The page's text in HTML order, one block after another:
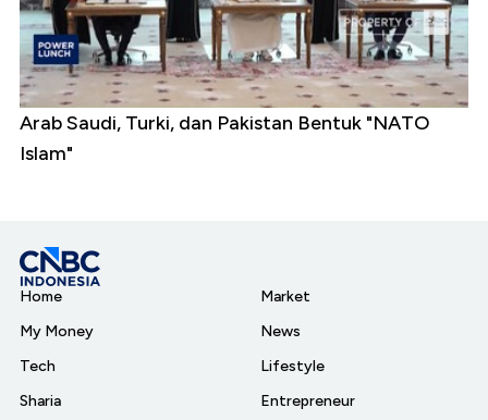
Arab Saudi, Turki, dan Pakistan Bentuk "NATO
Islam"
Home
My Money
Tech
Sharia
Market
News
Lifestyle
Entrepreneur